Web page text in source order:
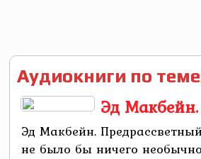
Аудиокниги по
Эд
Эд Макбейн.
не было бы ничего